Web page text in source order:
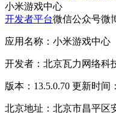
小米游戏中心
开发者平台微信公众号微
应用名称：小米游戏中心
开发者：北京瓦力网络科
版本：13.5.0.70 更新时间
北京地址：北京市昌平区